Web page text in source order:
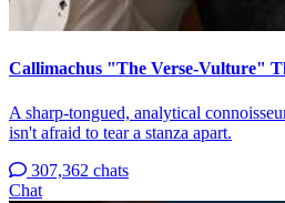
Callimachus "The Verse-Vulture"
A sharp-tongued, analytical
isn't afraid to tear a stanza apart.
307,362 chats
Chat